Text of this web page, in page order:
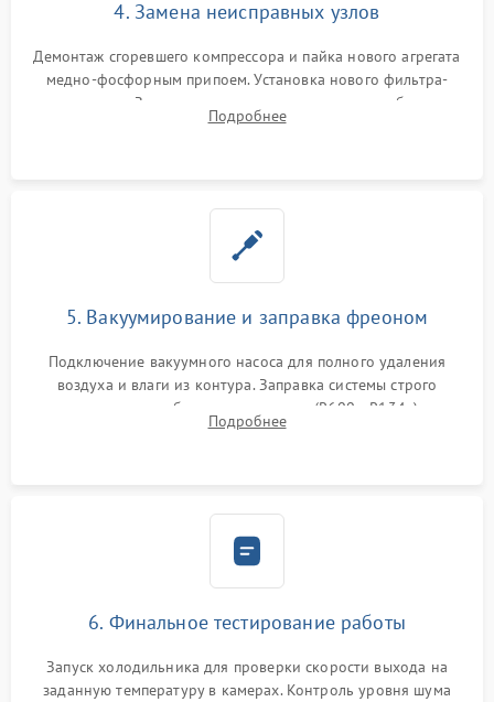
4. Замена неисправных узлов
Демонтаж сгоревшего компрессора и пайка нового агрегата
медно-фосфорным припоем. Установка нового фильтра-
осушителя. Замена изношенных вентиляторов обдува,
сломанных заслонок или поврежденных дверных петель.
Подробнее
5. Вакуумирование и заправка фреоном
Подключение вакуумного насоса для полного удаления
воздуха и влаги из контура. Заправка системы строго
дозированным объемом хладагента (R600a, R134a) по
электронным весам. Контроль рабочего давления в системе.
Подробнее
6. Финальное тестирование работы
Запуск холодильника для проверки скорости выхода на
заданную температуру в камерах. Контроль уровня шума